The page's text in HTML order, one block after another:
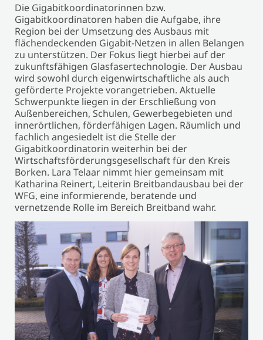
Die Gigabitkoordinatorinnen bzw.
Gigabitkoordinatoren haben die Aufgabe, ihre
Region bei der Umsetzung des Ausbaus mit
flächendeckenden Gigabit-Netzen in allen Belangen
zu unterstützen. Der Fokus liegt hierbei auf der
zukunftsfähigen Glasfasertechnologie. Der Ausbau
wird sowohl durch eigenwirtschaftliche als auch
geförderte Projekte vorangetrieben. Aktuelle
Schwerpunkte liegen in der Erschließung von
Außenbereichen, Schulen, Gewerbegebieten und
innerörtlichen, förderfähigen Lagen. Räumlich und
fachlich angesiedelt ist die Stelle der
Gigabitkoordinatorin weiterhin bei der
Wirtschaftsförderungsgesellschaft für den Kreis
Borken. Lara Telaar nimmt hier gemeinsam mit
Katharina Reinert, Leiterin Breitbandausbau bei der
WFG, eine informierende, beratende und
vernetzende Rolle im Bereich Breitband wahr.